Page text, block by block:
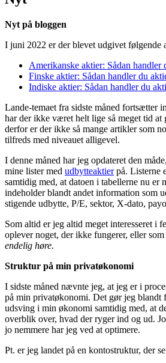
Nyt på bloggen
I juni 2022 er der blevet udgivet følgende
Amerikanske aktier: Sådan handler
Finske aktier: Sådan handler du
Indiske aktier: Sådan handler du
Lande-temaet fra sidste måned fortsætter
har der ikke været helt lige så meget tid at
derfor er der ikke så mange artikler som
tilfreds med niveauet alligevel.
I denne måned har jeg opdateret den
mine lister med udbytteaktierpå. Listerne
samtidig med, at datoen i tabellerne nu er
indeholder blandt andet information som
stigende udbytte, P/E, sektor, X-dato,
Som altid er jeg altid meget interesseret i
oplever noget, der ikke fungerer, eller som
endelig høre.
Struktur på min privatøkonomi
I sidste måned nævnte jeg, at jeg er i
på min privatøkonomi. Det gør jeg blandt
udsving i min økonomi samtidig med, at
overblik over, hvad der ryger ind og ud.
jo nemmere har jeg ved at optimere.
Pt. er jeg landet på en kontostruktur, der